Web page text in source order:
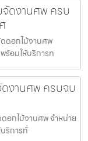
จัดงานศพ ครบ
ดอกไม้งานศพ
ร้อมให้บริการท
งานศพ ครบจบ
อกไม้งานศพ จำหน่าย
ริการทั่